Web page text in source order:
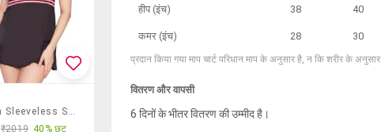
Women Sleeveless Solid Swimsuit
₹2019 40% छूट
हीप (इंच) 38 40
कमर (इंच) 28 30
प्रदान किया गया माप चार्ट परिधान माप के अनुसार है, न कि शरीर के अनुसार
वितरण और वापसी
6 दिनों के भीतर वितरण की उम्मीद है।